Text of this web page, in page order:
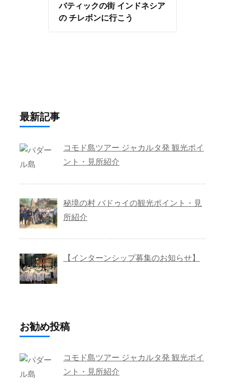
バティックの街 インドネシア
の チレボンに行こう
最新記事
コモド島ツアー ジャカルタ発 観光ポイ
ント・見所紹介
秘境の村 バドゥイの観光ポイント・見
所紹介
【インターンシップ募集のお知らせ】
お勧め投稿
コモド島ツアー ジャカルタ発 観光ポイ
ント・見所紹介